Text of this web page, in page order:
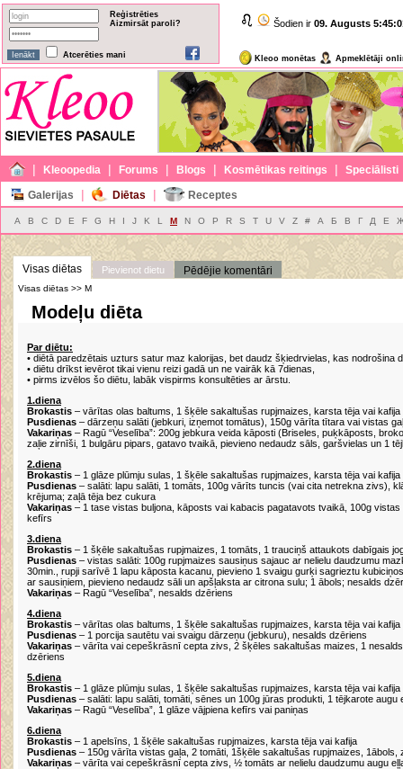
Reģistrēties
Aizmirsāt paroli?
Atcerēties mani
Šodien ir 09. Augusts
Kleoo monētas Apmeklētāji
| Kleoopedia | Forums | Blogs | Kosmētikas reitings | Speciālisti
Galerijas | Diētas | Receptes
A B C D E F G H I J K L M N O P R S T U V Z # А Б В Г Д Е
Visas diētas Pievienot dietu Pēdējie komentāri
Visas diētas >> M
Modeļu diēta
Par diētu:
• diētā paredzētais uzturs satur maz kalorijas, bet daudz šķiedrvielas, kas nodrošina
• diētu drīkst ievērot tikai vienu reizi gadā un ne vairāk kā 7dienas,
• pirms izvēlos šo diētu, labāk vispirms konsultēties ar ārstu.
1.diena
Brokastis – vārītas olas baltums, 1 šķēle sakaltušas rupjmaizes, karsta tēja vai kafija
Pusdienas – dārzeņu salāti (jebkuri, izņemot tomātus), 150g vārīta tītara vai vistas
Vakariņas – Ragū “Veselība”: 200g jebkura veida kāposti (Briseles, puķkāposts,
zaļie zirnīši, 1 bulgāru pipars, gatavo tvaikā, pievieno nedaudz sāls, garšvielas un 1
2.diena
Brokastis – 1 glāze plūmju sulas, 1 šķēle sakaltušas rupjmaizes, karsta tēja vai kafija
Pusdienas – salāti: lapu salāti, 1 tomāts, 100g vārīts tuncis (vai cita netrekna zivs),
krējuma; zaļā tēja bez cukura
Vakariņas – 1 tase vistas buljona, kāposts vai kabacis pagatavots tvaikā, 100g
kefīrs
3.diena
Brokastis – 1 šķēle sakaltušas rupjmaizes, 1 tomāts, 1 trauciņš attaukots dabīgais
Pusdienas – vistas salāti: 100g rupjmaizes sausiņus sajauc ar nelielu daudzumu
30min., rupji sarīvē 1 lapu kāposta kacanu, pievieno 1 svaigu gurķi sagrieztu
ar sausiņiem, pievieno nedaudz sāli un apšļaksta ar citrona sulu; 1 ābols; nesalds
Vakariņas – Ragū “Veselība”, nesalds dzēriens
4.diena
Brokastis – vārītas olas baltums, 1 šķēle sakaltušas rupjmaizes, karsta tēja vai kafija
Pusdienas – 1 porcija sautētu vai svaigu dārzeņu (jebkuru), nesalds dzēriens
Vakariņas – vārīta vai cepeškrāsnī cepta zivs, 2 šķēles sakaltušas maizes, 1
dzēriens
5.diena
Brokastis – 1 glāze plūmju sulas, 1 šķēle sakaltušas rupjmaizes, karsta tēja vai kafija
Pusdienas – salāti: lapu salāti, tomāti, sēnes un 100g jūras produkti, 1 tējkarote augu
Vakariņas – Ragū “Veselība”, 1 glāze vājpiena kefīrs vai paniņas
6.diena
Brokastis – 1 apelsīns, 1 šķēle sakaltušas rupjmaizes, karsta tēja vai kafija
Pusdienas – 150g vārīta vistas gaļa, 2 tomāti, 1šķēle sakaltušas rupjmaizes, 1ābols,
Vakariņas – vārīta vai cepeškrāsnī cepta zivs, ½ tomāts ar nelielu daudzumu augu